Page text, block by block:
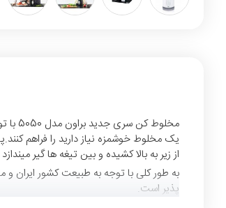
یک مخلوط خوشمزه نیاز دارید را فراهم
از زیر به بالا کشیده و بین تیغه ها گیر
به طور کلی با توجه به طبیعت کشور ایران
پذیر است.